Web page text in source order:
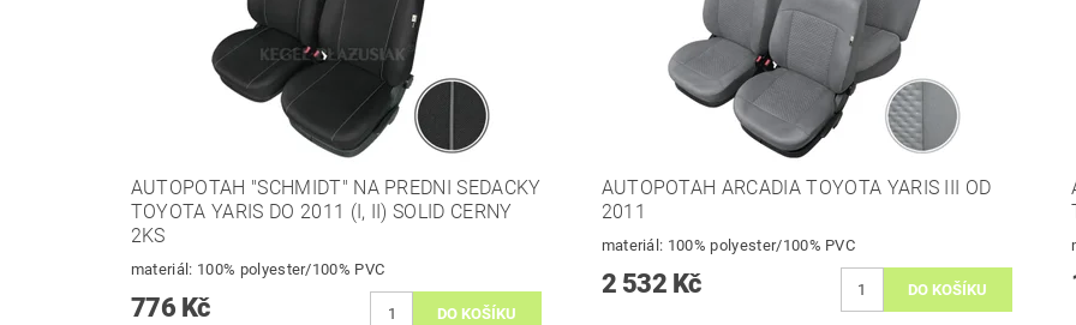
AUTOPOTAH "SCHMIDT" NA PREDNI SEDACKY
TOYOTA YARIS DO 2011 (I, II) SOLID CERNY
2KS
materiál: 100% polyester/100% PVC
776 Kč
AUTOPOTAH ARCADIA TOYOTA YARIS III OD
2011
materiál: 100% polyester/100% PVC
2 532 Kč